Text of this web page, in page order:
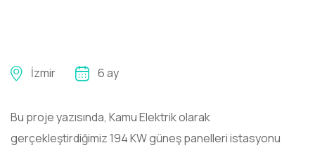
İzmir 6 ay
Bu proje yazısında, Kamu Elektrik olarak
gerçekleştirdiğimiz 194 KW güneş panelleri istasyonu